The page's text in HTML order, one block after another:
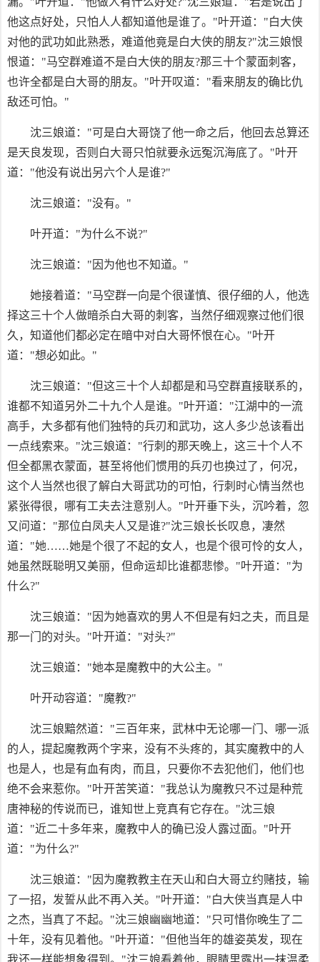
他这点好处，只怕人人都知道他是谁了。"叶开道："白大侠
对他的武功如此熟悉，难道他竟是白大侠的朋友?"沈三娘恨
恨道："马空群难道不是白大侠的朋友?那三十个蒙面刺客，
也许全都是白大哥的朋友。"叶开叹道："看来朋友的确比仇
敌还可怕。"
沈三娘道："可是白大哥饶了他一命之后，他回去总算还
是天良发现，否则白大哥只怕就要永远冤沉海底了。"叶开
道："他没有说出另六个人是谁?"
沈三娘道："没有。"
叶开道："为什么不说?"
沈三娘道："因为他也不知道。"
她接着道："马空群一向是个很谨慎、很仔细的人，他选
择这三十个人做暗杀白大哥的刺客，当然仔细观察过他们很
久，知道他们都必定在暗中对白大哥怀恨在心。"叶开
道："想必如此。"
沈三娘道："但这三十个人却都是和马空群直接联系的，
谁都不知道另外二十九个人是谁。"叶开道："江湖中的一流
高手，大多都有他们独特的兵刃和武功，这人多少总该看出
一点线索来。"沈三娘道："行刺的那天晚上，这三十个人不
但全都黑衣蒙面，甚至将他们惯用的兵刃也换过了，何况，
这个人当然也很了解白大哥武功的可怕，行刺时心情当然也
紧张得很，哪有工夫去注意别人。"叶开垂下头，沉吟着，忽
又问道："那位白凤夫人又是谁?"沈三娘长长叹息，凄然
道："她……她是个很了不起的女人，也是个很可怜的女人，
她虽然既聪明又美丽，但命运却比谁都悲惨。"叶开道："为
什么?"
沈三娘道："因为她喜欢的男人不但是有妇之夫，而且是
那一门的对头。"叶开道："对头?"
沈三娘道："她本是魔教中的大公主。"
叶开动容道："魔教?"
沈三娘黯然道："三百年来，武林中无论哪一门、哪一派
的人，提起魔教两个字来，没有不头疼的，其实魔教中的人
也是人，也是有血有肉，而且，只要你不去犯他们，他们也
绝不会来惹你。"叶开苦笑道："我总认为魔教只不过是种荒
唐神秘的传说而已，谁知世上竞真有它存在。"沈三娘
道："近二十多年来，魔教中人的确已没人露过面。"叶开
道："为什么?"
沈三娘道："因为魔教教主在天山和白大哥立约赌技，输
了一招，发誓从此不再入关。"叶开道："白大侠当真是人中
之杰，当真了不起。"沈三娘幽幽地道："只可惜你晚生了二
十年，没有见着他。"叶开道："但他当年的雄姿英发，现在
我还一样能想象得到。"沈三娘看着他，眼睛里露出一抹温柔